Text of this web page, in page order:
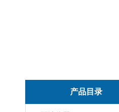
产品目录